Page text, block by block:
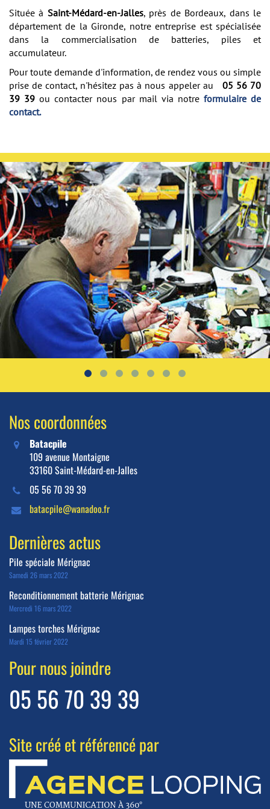
Située à Saint-Médard-en-Jalles, près de Bordeaux, dans le
département de la Gironde, notre entreprise est spécialisée
dans la commercialisation de batteries, piles et
accumulateur.
Pour toute demande d'information, de rendez vous ou simple
prise de contact, n'hésitez pas à nous appeler au 05 56 70
39 39ou contacter nous par mail via notre formulaire de
contact.
Nos coordonnées
Batacpile
109 avenue Montaigne
33160 Saint-Médard-en-Jalles
05 56 70 39 39
batacpile@wanadoo.fr
Dernières actus
Pile spéciale Mérignac
Samedi 26 mars 2022
Reconditionnement batterie Mérignac
Mercredi 16 mars 2022
Lampes torches Mérignac
Mardi 15 février 2022
Pour nous joindre
05 56 70 39 39
Site créé et référencé par